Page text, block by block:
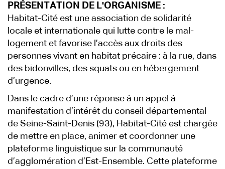
PRÉSENTATION DE L'ORGANISME :
Habitat-Cité est une association de solidarité
locale et internationale qui lutte contre le mal-
logement et favorise l’accès aux droits des
personnes vivant en habitat précaire : à la rue, dans
des bidonvilles, des squats ou en hébergement
d’urgence.
Dans le cadre d’une réponse à un appel à
manifestation d’intérêt du conseil départemental
de Seine-Saint-Denis (93), Habitat-Cité est chargée
de mettre en place, animer et coordonner une
plateforme linguistique sur la communauté
d’agglomération d’Est-Ensemble. Cette plateforme